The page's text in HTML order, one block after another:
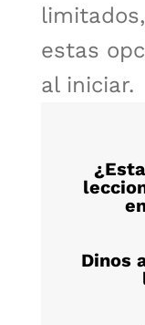
estas
al iniciar.
Dinos